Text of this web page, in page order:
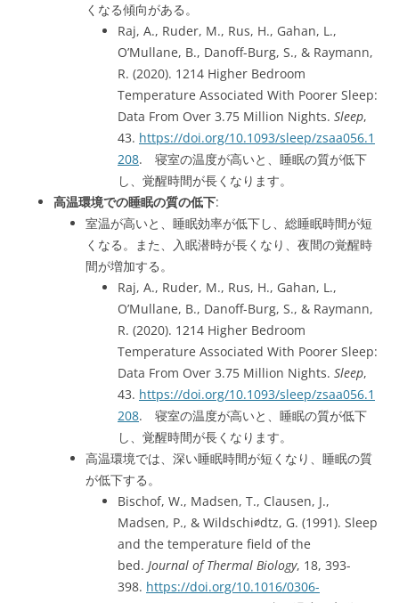
くなる傾向がある。
Raj, A., Ruder, M., Rus, H., Gahan, L.,
O’Mullane, B., Danoff-Burg, S., & Raymann,
R. (2020). 1214 Higher Bedroom
Temperature Associated With Poorer Sleep:
Data From Over 3.75 Million Nights. Sleep,
43. https://doi.org/10.1093/sleep/zsaa056.1
208. 寝室の温度が高いと、睡眠の質が低下
し、覚醒時間が長くなります。
高温環境での睡眠の質の低下:
室温が高いと、睡眠効率が低下し、総睡眠時間が短
くなる。また、入眠潜時が長くなり、夜間の覚醒時
間が増加する。
Raj, A., Ruder, M., Rus, H., Gahan, L.,
O’Mullane, B., Danoff-Burg, S., & Raymann,
R. (2020). 1214 Higher Bedroom
Temperature Associated With Poorer Sleep:
Data From Over 3.75 Million Nights. Sleep,
43. https://doi.org/10.1093/sleep/zsaa056.1
208. 寝室の温度が高いと、睡眠の質が低下
し、覚醒時間が長くなります。
高温環境では、深い睡眠時間が短くなり、睡眠の質
が低下する。
Bischof, W., Madsen, T., Clausen, J.,
Madsen, P., & Wildschi∅dtz, G. (1991). Sleep
and the temperature field of the
bed. Journal of Thermal Biology, 18, 393-
398. https://doi.org/10.1016/0306-